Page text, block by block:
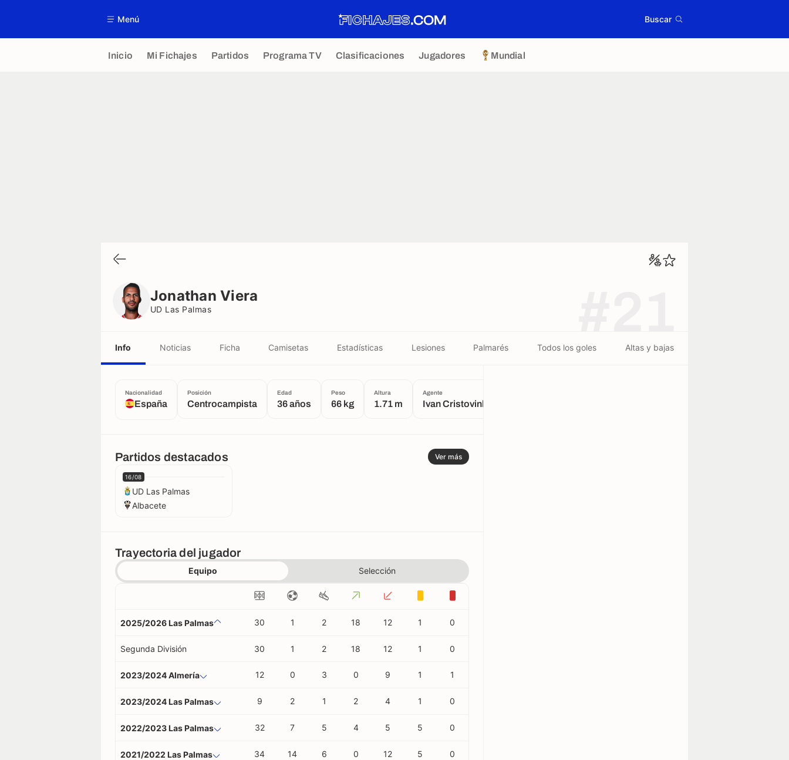
Menú Buscar
Inicio Mi Fichajes Partidos Programa TV Clasificaciones Jugadores Mundial
Jonathan Viera
UD Las Palmas
Info Noticias Ficha Camisetas Estadísticas Lesiones Palmarés Todos los goles Altas y bajas
Nacionalidad
España
Posición
Centrocampista
Edad
36 años
Peso
66 kg
Altura
1.71 m
Agente
Ivan Cristovinho
Partidos destacados Ver más
16/08
UD Las Palmas
Albacete
Trayectoria del jugador
Equipo Selección
2025/2026 Las Palmas 30 1 2 18 12 1 0
Segunda División 30 1 2 18 12 1 0
2023/2024 Almería 12 0 3 0 9 1 1
2023/2024 Las Palmas 9 2 1 2 4 1 0
2022/2023 Las Palmas 32 7 5 4 5 5 0
2021/2022 Las Palmas 34 14 6 0 12 5 0